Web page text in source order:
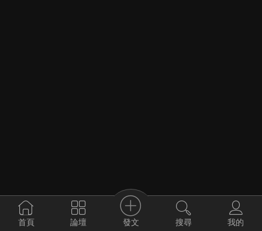
首頁 論壇 發文 搜尋 我的